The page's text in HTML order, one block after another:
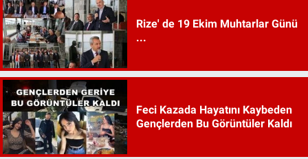
Rize' de 19 Ekim Muhtarlar Günü
...
Feci Kazada Hayatını Kaybeden
Gençlerden Bu Görüntüler Kaldı